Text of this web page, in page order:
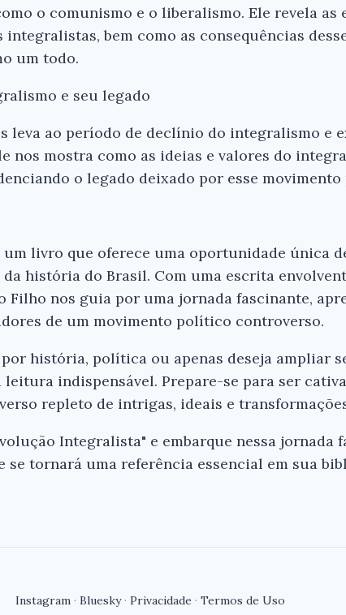
o comunismo e o liberalismo. Ele revela as
bem como as consequências
um todo.
e seu legado
ao período de declínio do integralismo e
nos mostra como as ideias e valores do
o legado deixado por esse
um livro que oferece uma oportunidade única
história do Brasil. Com uma escrita
nos guia por uma jornada fascinante,
de um movimento político controverso.
por história, política ou apenas deseja ampliar
indispensável. Prepare-se para ser
repleto de intrigas, ideais e
Integralista" e embarque nessa jornada
se tornará uma referência essencial em sua
Instagram · Bluesky· Privacidade · Termos de Uso